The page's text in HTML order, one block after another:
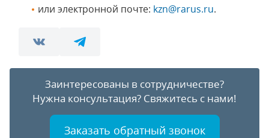
или электронной почте: kzn@rarus.ru.
Заинтересованы в сотрудничестве?
Нужна консультация? Свяжитесь с нами!
Заказать обратный звонок